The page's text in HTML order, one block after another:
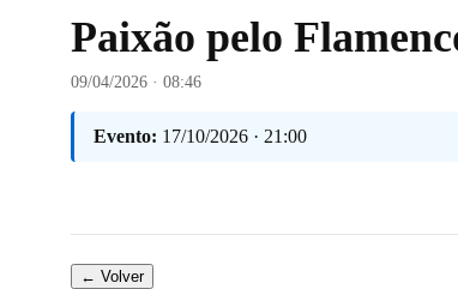
Paixão pelo
09/04/2026 · 08:46
Evento: 17/10/2026 · 21:00
← Volver